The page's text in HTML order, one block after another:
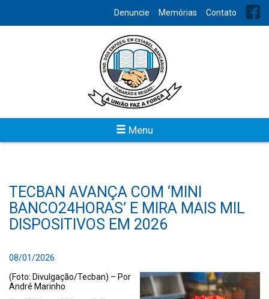
Denuncie Memórias Contato
Menu
TECBAN AVANÇA COM ‘MINI
BANCO24HORAS’ E MIRA MAIS MIL
DISPOSITIVOS EM 2026
08/01/2026
(Foto: Divulgação/Tecban) – Por
André Marinho